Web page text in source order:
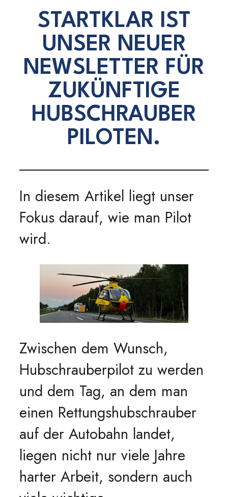
STARTKLAR IST
UNSER NEUER
NEWSLETTER FÜR
ZUKÜNFTIGE
HUBSCHRAUBER
PILOTEN.
In diesem Artikel liegt unser
Fokus darauf, wie man Pilot
wird.
Zwischen dem Wunsch,
Hubschrauberpilot zu werden
und dem Tag, an dem man
einen Rettungshubschrauber
auf der Autobahn landet,
liegen nicht nur viele Jahre
harter Arbeit, sondern auch